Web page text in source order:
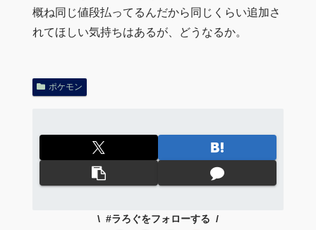
概ね同じ値段払ってるんだから同じくらい追加さ
れてほしい気持ちはあるが、どうなるか。
ポケモン
#ラろぐをフォローする